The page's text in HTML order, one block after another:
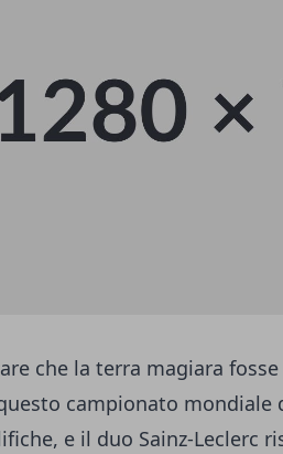
che la terra magiara
campionato mondiale
e il duo Sainz-Leclerc